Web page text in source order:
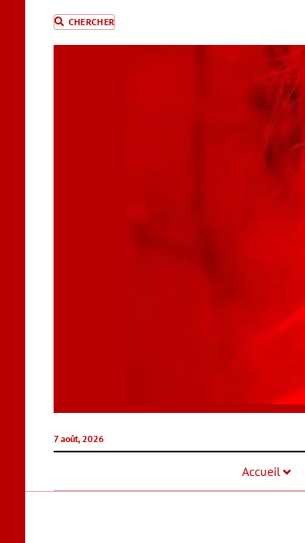
CHERCHER
7 août, 2026
Accueil